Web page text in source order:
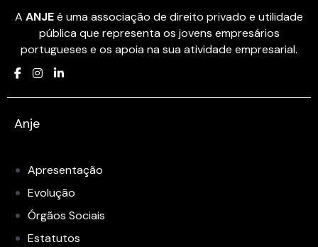
A ANJEé uma associação de direito privado e utilidade
pública que representa os jovens empresários
portugueses e os apoia na sua atividade empresarial.
Anje
Apresentação
Evolução
Órgãos Sociais
Estatutos